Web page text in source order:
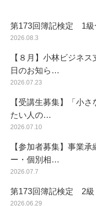
第173回簿記検定 1級
2026.08.3
【８月】小林ビジネ
日のお知ら…
2026.07.23
【受講生募集】「小さ
たい人の…
2026.07.10
【参加者募集】事業
ー・個別相…
2026.07.7
第173回簿記検定 2級
2026.06.29